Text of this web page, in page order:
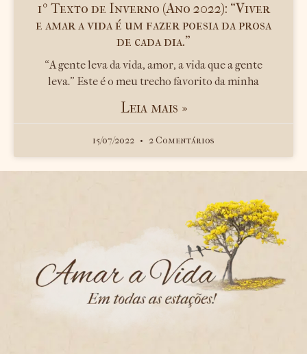
1º Texto de Inverno (Ano 2022): “Viver
e amar a vida é um fazer poesia da prosa
de cada dia.”
“A gente leva da vida, amor, a vida que a gente
leva.” Este é o meu trecho favorito da minha
Leia mais »
15/07/2022 2 Comentários